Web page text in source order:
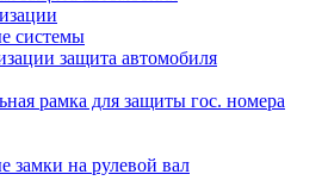
системы
защита автомобиля
рамка для защиты гос. номера
замки на рулевой вал